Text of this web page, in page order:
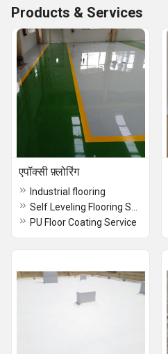
Products & Services
एपॉक्सी फ़्लोरिंग
Industrial flooring
PU Floor Coating Service